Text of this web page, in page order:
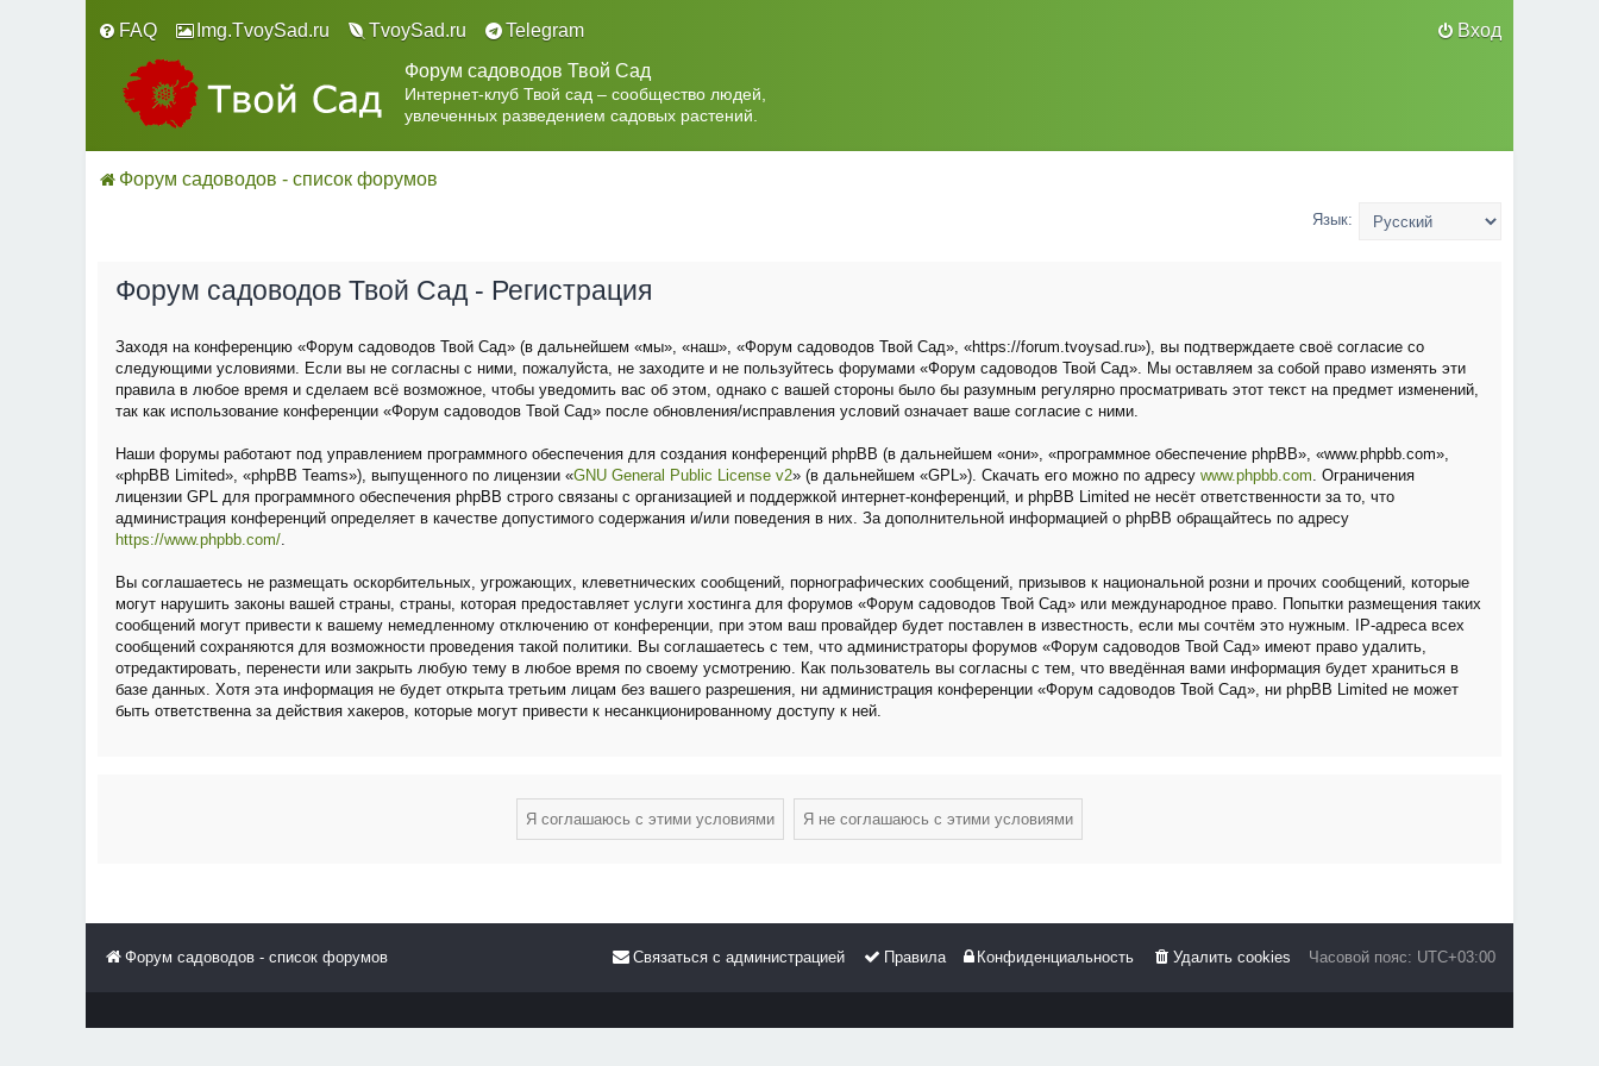
FAQ Вход
Img.TvoySad.ru TvoySad.ru
Telegram
Форум садоводов Твой Сад
Интернет-клуб Твой сад – сообщество людей,
увлеченных разведением садовых растений.
Форум садоводов - список форумов
Язык:
Форум садоводов Твой Сад - Регистрация
Заходя на конференцию «Форум садоводов Твой Сад» (в дальнейшем «мы», «наш», «Форум садоводов Твой Сад», «https://forum.tvoysad.ru»), вы подтверждаете своё согласие со
следующими условиями. Если вы не согласны с ними, пожалуйста, не заходите и не пользуйтесь форумами «Форум садоводов Твой Сад». Мы оставляем за собой право изменять эти
правила в любое время и сделаем всё возможное, чтобы уведомить вас об этом, однако с вашей стороны было бы разумным регулярно просматривать этот текст на предмет изменений,
так как использование конференции «Форум садоводов Твой Сад» после обновления/исправления условий означает ваше согласие с ними.
Наши форумы работают под управлением программного обеспечения для создания конференций phpBB (в дальнейшем «они», «программное обеспечение phpBB», «www.phpbb.com»,
«phpBB Limited», «phpBB Teams»), выпущенного по лицензии «GNU General Public License v2» (в дальнейшем «GPL»). Скачать его можно по адресу www.phpbb.com. Ограничения
лицензии GPL для программного обеспечения phpBB строго связаны с организацией и поддержкой интернет-конференций, и phpBB Limited не несёт ответственности за то, что
администрация конференций определяет в качестве допустимого содержания и/или поведения в них. За дополнительной информацией о phpBB обращайтесь по адресу
https://www.phpbb.com/.
Вы соглашаетесь не размещать оскорбительных, угрожающих, клеветнических сообщений, порнографических сообщений, призывов к национальной розни и прочих сообщений, которые
могут нарушить законы вашей страны, страны, которая предоставляет услуги хостинга для форумов «Форум садоводов Твой Сад» или международное право. Попытки размещения таких
сообщений могут привести к вашему немедленному отключению от конференции, при этом ваш провайдер будет поставлен в известность, если мы сочтём это нужным. IP-адреса всех
сообщений сохраняются для возможности проведения такой политики. Вы соглашаетесь с тем, что администраторы форумов «Форум садоводов Твой Сад» имеют право удалить,
отредактировать, перенести или закрыть любую тему в любое время по своему усмотрению. Как пользователь вы согласны с тем, что введённая вами информация будет храниться в
базе данных. Хотя эта информация не будет открыта третьим лицам без вашего разрешения, ни администрация конференции «Форум садоводов Твой Сад», ни phpBB Limited не может
быть ответственна за действия хакеров, которые могут привести к несанкционированному доступу к ней.
Форум садоводов - список форумов Часовой пояс: UTC+03:00
Удалить cookies
Конфиденциальность
Правила
Связаться с администрацией